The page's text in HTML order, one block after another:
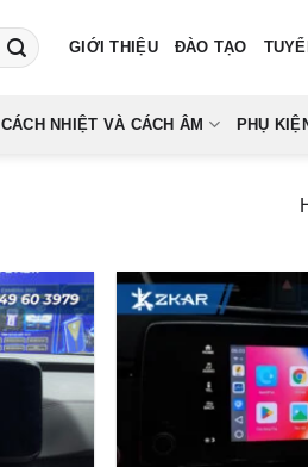
GIỚI THIỆU ĐÀO TẠO
CÁCH NHIỆT VÀ CÁCH ÂM PHỤ